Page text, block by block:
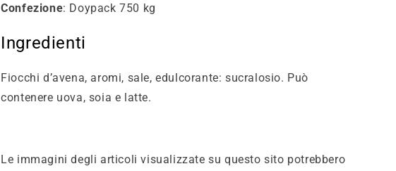
Confezione: Doypack 750 kg
Ingredienti
Fiocchi d’avena, aromi, sale, edulcorante: sucralosio. Può
contenere uova, soia e latte.
Le immagini degli articoli visualizzate su questo sito potrebbero